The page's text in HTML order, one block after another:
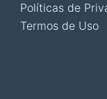
Políticas de
Termos de Uso